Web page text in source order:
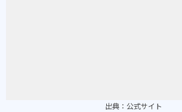
出典： 公式サイト